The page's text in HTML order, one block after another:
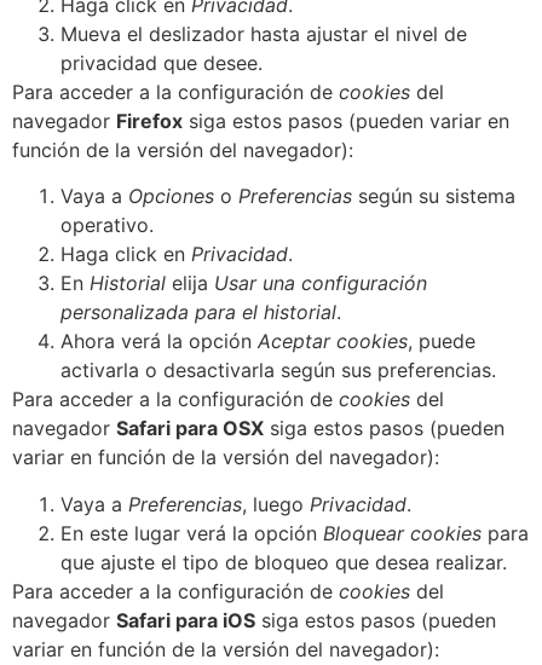
Mueva el deslizador hasta ajustar el nivel de
privacidad que desee.
Para acceder a la configuración de cookies del
navegador Firefox siga estos pasos (pueden variar en
función de la versión del navegador):
Vaya a Opciones o Preferencias según su sistema
operativo.
Haga click en Privacidad.
En Historial elija Usar una configuración
personalizada para el historial.
Ahora verá la opción Aceptar cookies, puede
activarla o desactivarla según sus preferencias.
Para acceder a la configuración de cookies del
navegador Safari para OSX siga estos pasos (pueden
variar en función de la versión del navegador):
Vaya a Preferencias, luego Privacidad.
En este lugar verá la opción Bloquear cookies para
que ajuste el tipo de bloqueo que desea realizar.
Para acceder a la configuración de cookies del
navegador Safari para iOS siga estos pasos (pueden
variar en función de la versión del navegador):